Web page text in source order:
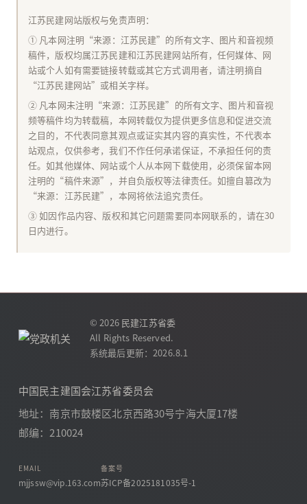
江苏民建网站版权与免责声明：
① 凡本网注明“来源：江苏民建”的所有文字、图片和音视频
稿件，版权均属江苏民建和江苏民建网站所有，任何媒体、网
站或个人如有需要链接转载或其它方式调用者，请注明摘自
“江苏民建网站”或相关字样。
② 凡本网未注明“来源：江苏民建”的所有文字、图片和音视
频等稿件均为转载稿，本网转载仅为提供更多信息和促进交流
之目的，不代表同意其观点或证实其内容的真实性，不代表本
站观点，仅供参考，我们不作任何承诺保证，不承担任何的责
任。如其他媒体、网站或个人从本网下载使用，必须保留本网
注明的“稿件来源”，并自负版权等法律责任。如擅自篡改为
“来源：江苏民建”，本网将依法追究责任。
③ 如因作品内容、版权和其它问题需要同本网联系的，请在30
日内进行。
© 2026 民建江苏省委
All Rights Reserved.
系统最后更新：2026.8.1
中国民主建国会江苏省委员会
地址：南京市鼓楼区北京西路30号宁海大厦17楼
邮编：210024
EMAIL
mjjssw@vip.163.com
备案号
苏ICP备2025181035号-1